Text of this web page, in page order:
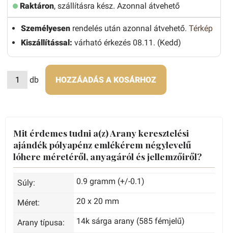
Raktáron, szállításra kész. Azonnal átvehető
Személyesen rendelés után azonnal átvehető. Térkép
Kiszállítással: várható érkezés 08.11. (Kedd)
db HOZZÁADÁS A KOSÁRHOZ
Mit érdemes tudni a(z) Arany keresztelési
ajándék pólyapénz emlékérem négylevelű
lóhere méretéről, anyagáról és jellemzőiről?
Súly: 0.9 gramm (+/-0.1)
Méret: 20 x 20 mm
Arany típusa: 14k sárga arany (585 fémjelű)